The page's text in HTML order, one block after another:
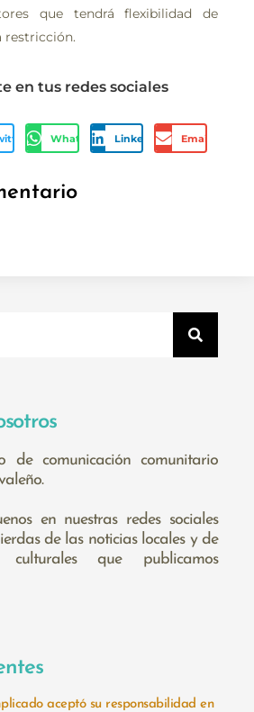
que tendrá flexibilidad de
restricción.
en tus redes sociales
WhatsApp LinkedIn Email
de comunicación comunitario
en nuestras redes sociales
de las noticias locales y de
culturales que publicamos
aceptó su responsabilidad en